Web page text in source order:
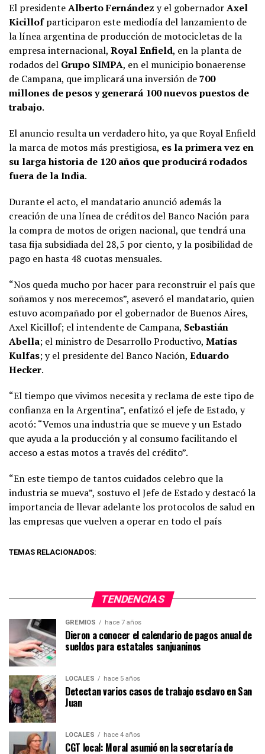
El presidenteAlberto Fernández y el gobernadorAxel
Kicillofparticiparon este mediodía del lanzamiento de
la línea argentina de producción de motocicletas de la
empresa internacional, Royal Enfield, en la planta de
rodados del Grupo SIMPA, en el municipio bonaerense
de Campana, que implicará una inversión de700
millones de pesos y generará 100 nuevos puestos de
trabajo.
El anuncio resulta un verdadero hito, ya que Royal Enfield
la marca de motos más prestigiosa, es la primera vez en
su larga historia de 120 años que producirá rodados
fuera de la India.
Durante el acto, el mandatario anunció además la
creación de una línea de créditos del Banco Nación para
la compra de motos de origen nacional, que tendrá una
tasa fija subsidiada del 28,5 por ciento, y la posibilidad de
pago en hasta 48 cuotas mensuales.
“Nos queda mucho por hacer para reconstruir el país que
soñamos y nos merecemos”, aseveró el mandatario, quien
estuvo acompañado por el gobernador de Buenos Aires,
Axel Kicillof; el intendente de Campana, Sebastián
Abella; el ministro de Desarrollo Productivo, Matías
Kulfas; y el presidente del Banco Nación, Eduardo
Hecker.
“El tiempo que vivimos necesita y reclama de este tipo de
confianza en la Argentina”, enfatizó el jefe de Estado, y
acotó: “Vemos una industria que se mueve y un Estado
que ayuda a la producción y al consumo facilitando el
acceso a estas motos a través del crédito”.
“En este tiempo de tantos cuidados celebro que la
industria se mueva”, sostuvo el Jefe de Estado y destacó la
importancia de llevar adelante los protocolos de salud en
las empresas que vuelven a operar en todo el país
TEMAS RELACIONADOS:
TENDENCIAS
GREMIOS hace 7 años
Dieron a conocer el calendario de pagos anual de
sueldos para estatales sanjuaninos
LOCALES hace 5 años
Detectan varios casos de trabajo esclavo en San
Juan
LOCALES hace 4 años
CGT local: Moral asumió en la secretaría de